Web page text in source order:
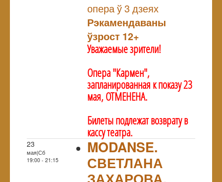
опера ў 3 дзеях
Рэкамендаваны
ўзрост 12+
Уважаемые зрители!
Опера "Кармен",
запланированная к показу 23
мая, ОТМЕНЕНА.
Билеты подлежат возврату в
кассу театра.
23
мая|Сб
19:00 - 21:15
MODANSE.
СВЕТЛАНА